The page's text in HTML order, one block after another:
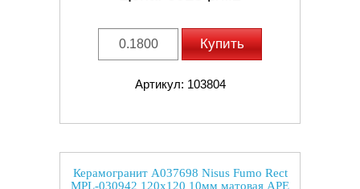
Купить
Артикул: 103804
Керамогранит A037698 Nisus Fumo Rect
MPL-030942 120x120 10мм матовая APE